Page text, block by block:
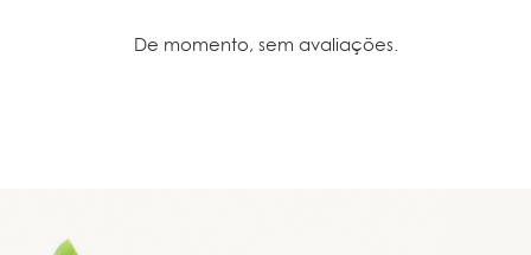
De momento, sem avaliações.